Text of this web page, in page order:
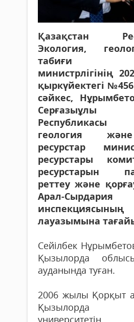
Қазақстан
Экология,
табиғи
министрлігінің
қыркүйектегі
сәйкес,
Серғазыұлы
Республикасы
геология
ресурстар
ресурстары
ресурстарын
реттеу және
Арал-Сырдария
лауазымына
Сейілбек
Қызылорда
ауданында туған.
2006 жылы Қорқыт
Қызылорда